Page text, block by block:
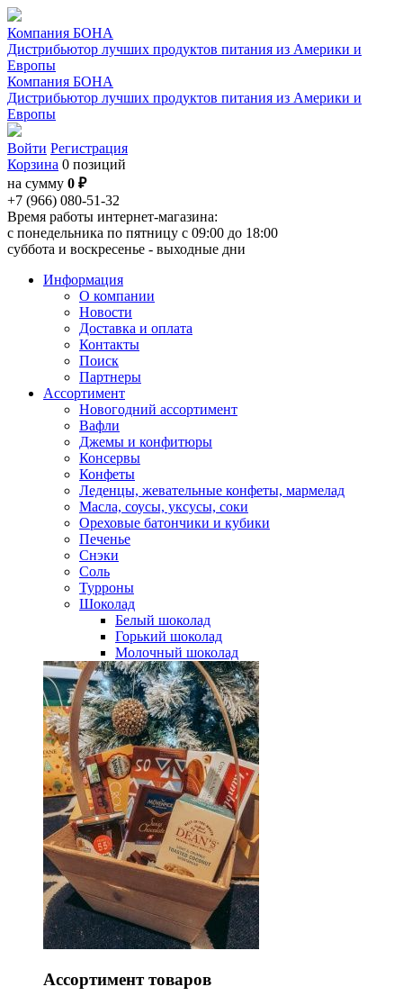
Компания БОНА
Дистрибьютор лучших продуктов питания из Америки и
Европы
Компания БОНА
Дистрибьютор лучших продуктов питания из Америки и
Европы
Войти Регистрация
Корзина 0 позиций
на сумму 0 ₽
+7 (966) 080-51-32
Время работы интернет-магазина:
с понедельника по пятницу с 09:00 до 18:00
суббота и воскресенье - выходные дни
Информация
О компании
Новости
Доставка и оплата
Контакты
Поиск
Партнеры
Ассортимент
Новогодний ассортимент
Вафли
Джемы и конфитюры
Консервы
Конфеты
Леденцы, жевательные конфеты, мармелад
Масла, соусы, уксусы, соки
Ореховые батончики и кубики
Печенье
Снэки
Соль
Турроны
Шоколад
Белый шоколад
Горький шоколад
Молочный шоколад
Ассортимент товаров